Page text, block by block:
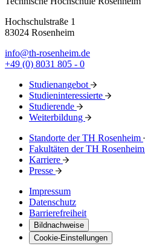
Hochschulstraße 1
83024 Rosenheim
info@th-rosenheim.de
+49 (0) 8031 805 - 0
Studienangebot
Studieninteressierte
Studierende
Weiterbildung
Standorte der TH Rosenheim
Fakultäten der TH Rosenheim
Karriere
Presse
Impressum
Datenschutz
Barrierefreiheit
Bildnachweise
Cookie-Einstellungen